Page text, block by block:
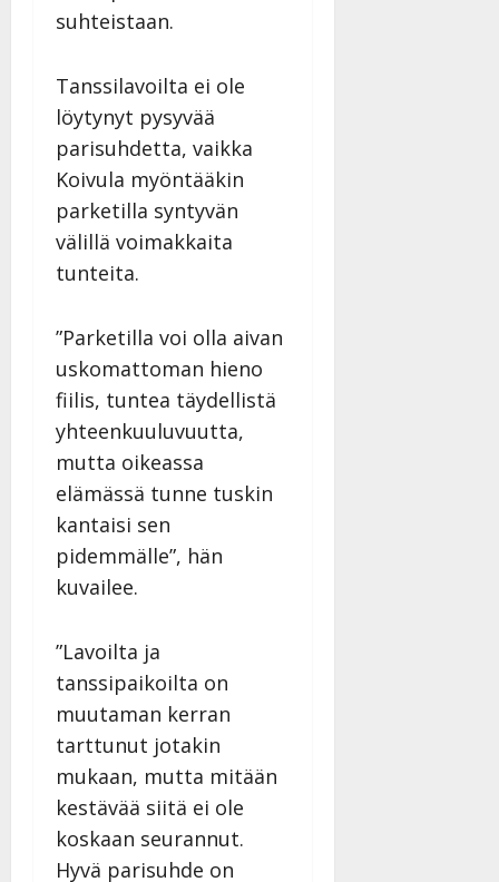
suhteistaan.
Tanssilavoilta ei ole
löytynyt pysyvää
parisuhdetta, vaikka
Koivula myöntääkin
parketilla syntyvän
välillä voimakkaita
tunteita.
”Parketilla voi olla aivan
uskomattoman hieno
fiilis, tuntea täydellistä
yhteenkuuluvuutta,
mutta oikeassa
elämässä tunne tuskin
kantaisi sen
pidemmälle”, hän
kuvailee.
”Lavoilta ja
tanssipaikoilta on
muutaman kerran
tarttunut jotakin
mukaan, mutta mitään
kestävää siitä ei ole
koskaan seurannut.
Hyvä parisuhde on